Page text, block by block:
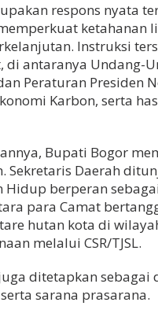
respons nyata
ketahanan
Instruksi
di antaranya Undang-
Peraturan Presiden
Karbon, serta
Bupati Bogor
Sekretaris Daerah
Hidup berperan
para Camat
hutan kota di
melalui CSR/TJSL.
juga ditetapkan
sarana prasarana.